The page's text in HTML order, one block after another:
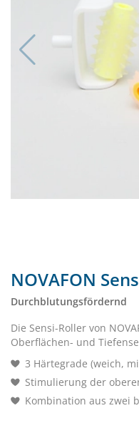
NOVAFON
Durchblutungsfördernd
Die Sensi-Roller von
Oberflächen- und
3 Härtegrade (weich,
Stimulierung der
Kombination aus zwei